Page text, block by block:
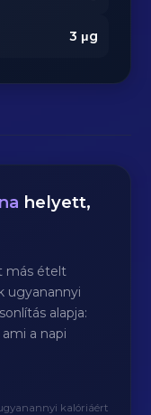
3 μg
helyett,
más ételt
ugyanannyi
alapja:
ami a napi
kalóriáért